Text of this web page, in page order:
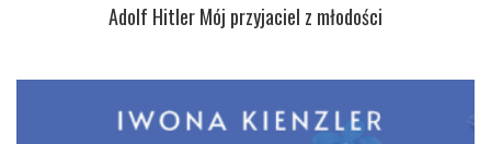
Adolf Hitler Mój przyjaciel z młodości